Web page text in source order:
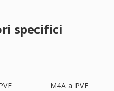
specifici
M4A a PVF